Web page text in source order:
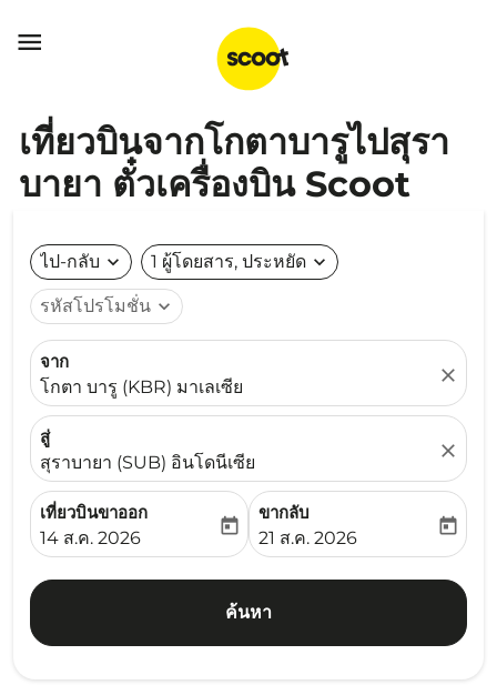

เที่ยวบินจากโกตาบารูไปสุรา
บายา ตั๋วเครื่องบิน Scoot
ไป-กลับ expand_more 1 ผู้โดยสาร, ประหยัด expand_more
รหัสโปรโมชั่น expand_more
จาก
โกตา บารู (KBR) มาเลเซีย
close
สู่
สุราบายา (SUB) อินโดนีเซีย
close
เที่ยวบินขาออก
fc-booking-departure-date-aria-label
14 ส.ค. 2026
today
ขากลับ
fc-booking-return-date-
21 ส.ค. 2026
today
ค้นหา